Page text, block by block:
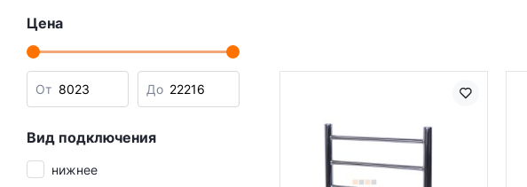
Цена
От До
Вид подключения
нижнее